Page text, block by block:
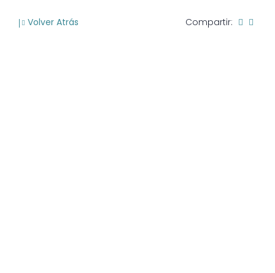
Volver Atrás Compartir: